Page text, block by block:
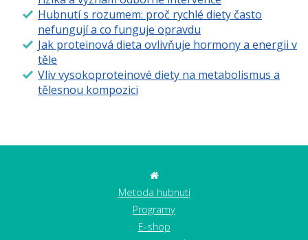
Hubnutí s rozumem: proč rychlé diety často
nefungují a co funguje opravdu
Jak proteinová dieta ovlivňuje hormony a energii v
těle
Vliv vysokoproteinové diety na metabolismus a
tělesnou kompozici
Metoda hubnutí
Programy
E-shop